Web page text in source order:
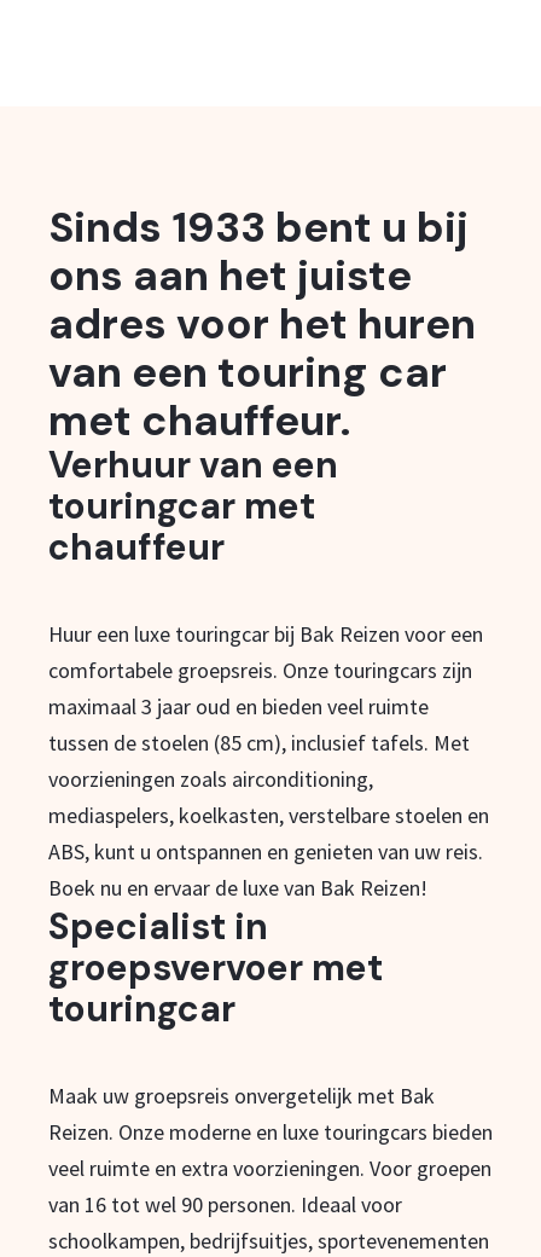
Sinds 1933 bent u bij
ons aan het juiste
adres voor het huren
van een touring car
met chauffeur.
Verhuur van een
touringcar met
chauffeur
Huur een luxe touringcar bij Bak Reizen voor een
comfortabele groepsreis. Onze touringcars zijn
maximaal 3 jaar oud en bieden veel ruimte
tussen de stoelen (85 cm), inclusief tafels. Met
voorzieningen zoals airconditioning,
mediaspelers, koelkasten, verstelbare stoelen en
ABS, kunt u ontspannen en genieten van uw reis.
Boek nu en ervaar de luxe van Bak Reizen!
Specialist in
groepsvervoer met
touringcar
Maak uw groepsreis onvergetelijk met Bak
Reizen. Onze moderne en luxe touringcars bieden
veel ruimte en extra voorzieningen. Voor groepen
van 16 tot wel 90 personen. Ideaal voor
schoolkampen, bedrijfsuitjes, sportevenementen